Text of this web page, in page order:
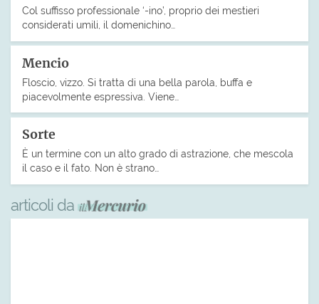
Col suffisso professionale ‘-ino’, proprio dei mestieri
considerati umili, il domenichino…
Mencio
Floscio, vizzo. Si tratta di una bella parola, buffa e
piacevolmente espressiva. Viene…
Sorte
È un termine con un alto grado di astrazione, che mescola
il caso e il fato. Non è strano…
articoli da